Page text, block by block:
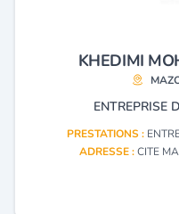
KHEDIMI
ENTREPRISE
PRESTATIONS :
ADRESSE :CITE